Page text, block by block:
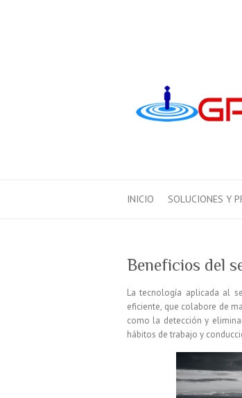
INICIO SOLUCIONES Y
Beneficios del
La tecnología aplicada al
eficiente, que colabore de
como la detección y
hábitos de trabajo y